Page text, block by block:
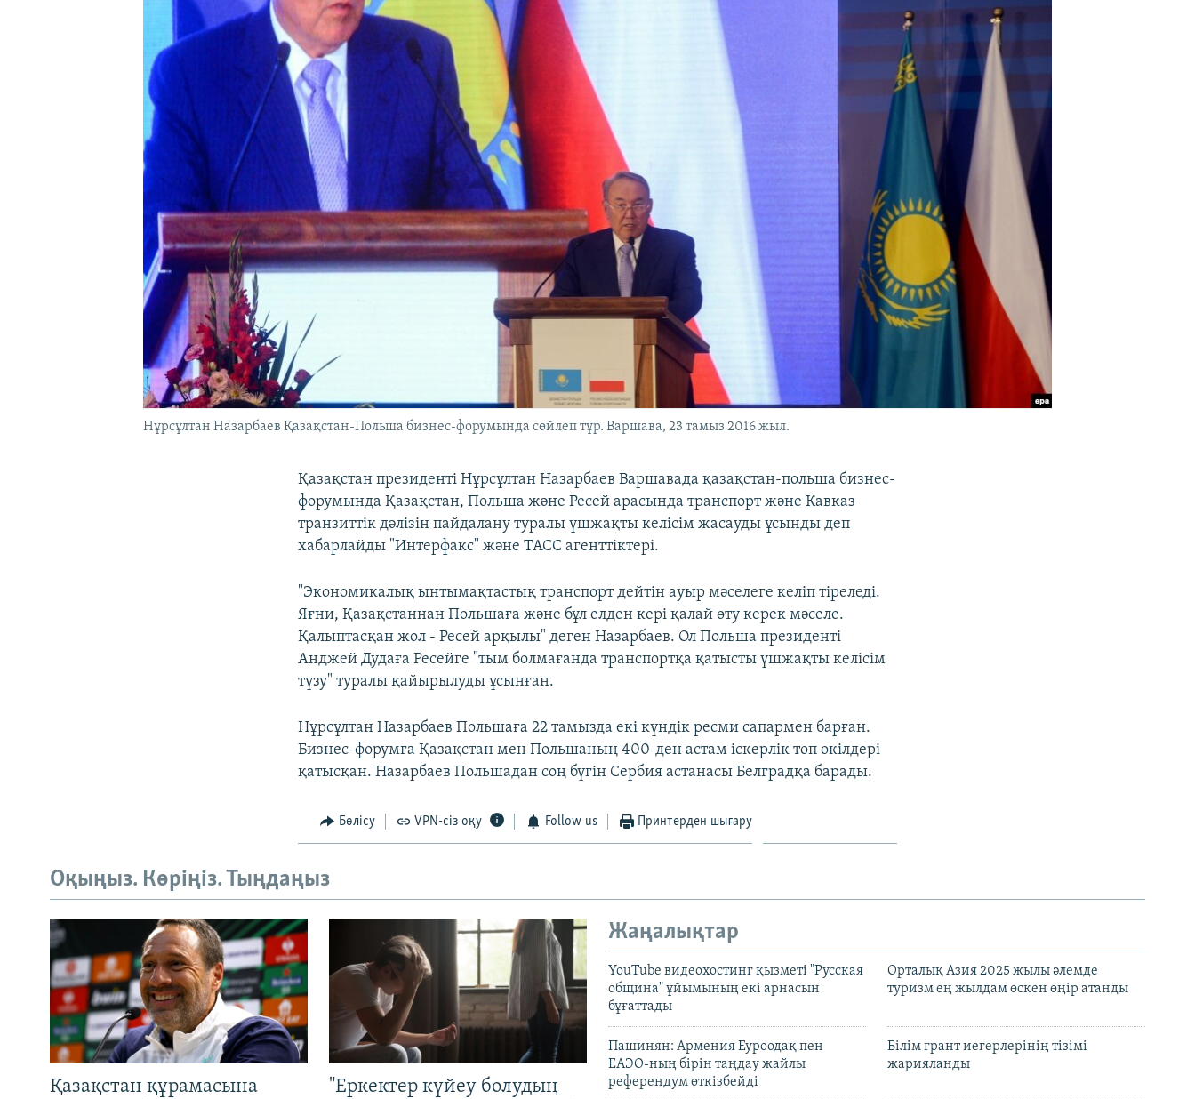
Нұрсұлтан Назарбаев Қазақстан-Польша бизнес-форумында сөйлеп тұр. Варшава, 23 тамыз 2016 жыл.
Қазақстан президенті Нұрсұлтан Назарбаев Варшавада қазақстан-польша бизнес-
форумында Қазақстан, Польша және Ресей арасында транспорт және Кавказ
транзиттік дәлізін пайдалану туралы үшжақты келісім жасауды ұсынды деп
хабарлайды "Интерфакс" және ТАСС агенттіктері.
"Экономикалық ынтымақтастық транспорт дейтін ауыр мәселеге келіп тіреледі.
Яғни, Қазақстаннан Польшаға және бұл елден кері қалай өту керек мәселе.
Қалыптасқан жол - Ресей арқылы" деген Назарбаев. Ол Польша президенті
Анджей Дудаға Ресейге "тым болмағанда транспортқа қатысты үшжақты келісім
түзу" туралы қайырылуды ұсынған.
Нұрсұлтан Назарбаев Польшаға 22 тамызда екі күндік ресми сапармен барған.
Бизнес-форумға Қазақстан мен Польшаның 400-ден астам іскерлік топ өкілдері
қатысқан. Назарбаев Польшадан соң бүгін Сербия астанасы Белградқа барады.
Бөлісу VPN-сіз оқу Follow us Принтерден шығару
Оқыңыз. Көріңіз. Тыңдаңыз
Қазақстан құрамасына
"Еркектер күйеу болудың
Жаңалықтар
YouTube видеохостинг қызметі "Русская
община" ұйымының екі арнасын
бұғаттады
Орталық Азия 2025 жылы әлемде
туризм ең жылдам өскен өңір атанды
Пашинян: Армения Еуроодақ пен
ЕАЭО-ның бірін таңдау жайлы
референдум өткізбейді
Білім грант иегерлерінің тізімі
жарияланды